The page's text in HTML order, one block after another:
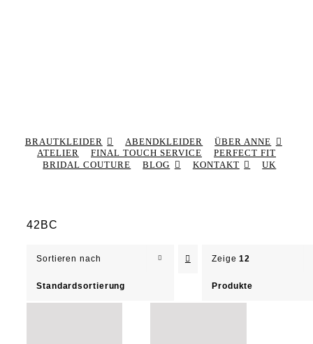
BRAUTKLEIDER ABENDKLEIDER
ÜBER ANNE
ATELIER
FINAL TOUCH SERVICE
PERFECT FIT
BRIDAL COUTURE
BLOG KONTAKT UK
42BC
Sortieren nach
Standardsortierung
Zeige12
Produkte